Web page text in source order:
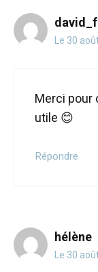
Le 30
Merci pour
utile 😊
Répondre
hélène
Le 30